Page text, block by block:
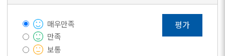
매우만족
만족
보통
평가